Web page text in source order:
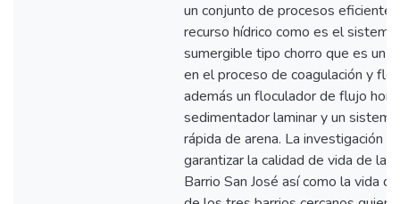
un conjunto de procesos
recurso hídrico como es el sistema
sumergible tipo chorro que es un
en el proceso de coagulación y
además un floculador de flujo
sedimentador laminar y un
rápida de arena. La investigación
garantizar la calidad de vida de
Barrio San José así como la vida